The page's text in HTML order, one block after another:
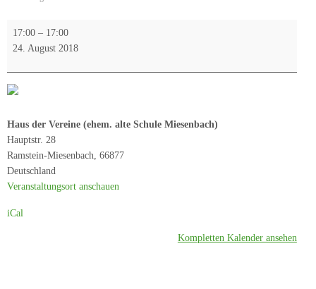
BJEM
2018
17:00 – 17:00
24. August 2018
Haus der Vereine (ehem. alte Schule Miesenbach)
Hauptstr. 28
Ramstein-Miesenbach 66877
Deutschland
Veranstaltungsort anschauen
iCal
Kompletten Kalender ansehen